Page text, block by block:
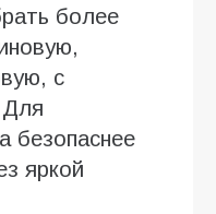
более
с
Для
безопаснее
яркой